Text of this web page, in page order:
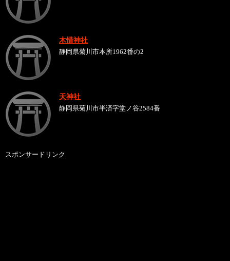
木惜神社
静岡県菊川市本所1962番の2
天神社
静岡県菊川市半済字堂ノ谷2584番
スポンサードリンク